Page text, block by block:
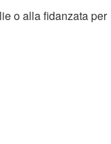
o alla fidanzata per